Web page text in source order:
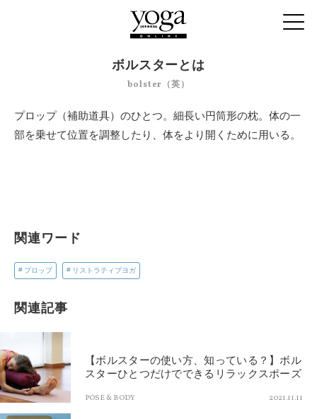
ボルスターとは
bolster（英）
プロップ（補助道具）のひとつ。細長い円筒形の枕。体の一
部を乗せて位置を調整したり、体をより開くために用いる。
関連ワード
プロップ リストラティブヨガ
関連記事
【ボルスターの使い方、知っている？】ボル
スターひとつだけでできるリラックスポーズ
POSE & BODY 2021.11.11